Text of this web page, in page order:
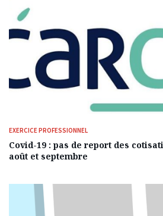
EXERCICE PROFESSIONNEL
Covid-19 : pas de report des
août et septembre